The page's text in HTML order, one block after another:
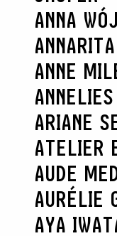
ANNA
ANNE
ARIANE
ATELIER
AUDE
AURÉLIE
AYA